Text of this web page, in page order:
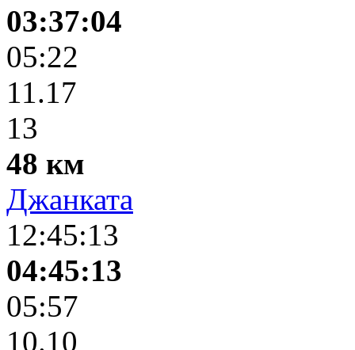
03:37:04
05:22
11.17
13
48 км
Джанката
12:45:13
04:45:13
05:57
10.10